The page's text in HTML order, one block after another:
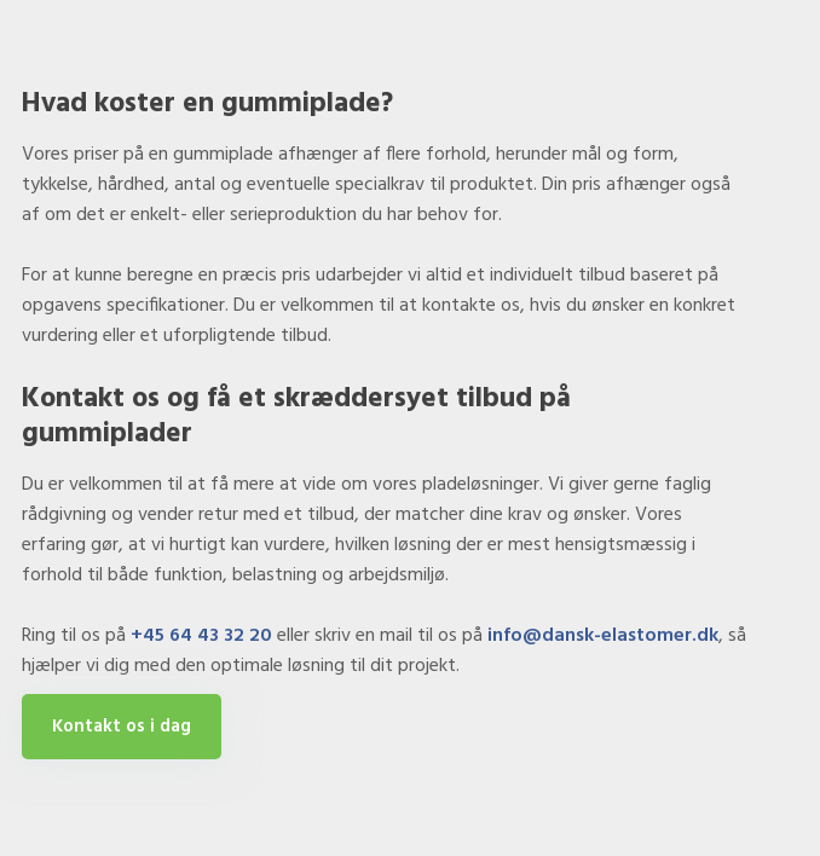
Hvad koster en gummiplade?
Vores priser på en gummiplade afhænger af flere forhold, herunder mål og form,
tykkelse, hårdhed, antal og eventuelle specialkrav til produktet. Din pris afhænger også
af om det er enkelt- eller serieproduktion du har behov for.
For at kunne beregne en præcis pris udarbejder vi altid et individuelt tilbud baseret på
opgavens specifikationer. Du er velkommen til at kontakte os, hvis du ønsker en konkret
vurdering eller et uforpligtende tilbud.
Kontakt os og få et skræddersyet tilbud på
gummiplader
​Du er velkommen til at få mere at vide om vores pladeløsninger. Vi giver gerne faglig
rådgivning og vender retur med et tilbud, der matcher dine krav og ønsker. Vores
erfaring gør, at vi hurtigt kan vurdere, hvilken løsning der er mest hensigtsmæssig i
forhold til både funktion, belastning og arbejdsmiljø.
Ring til os på +45 64 43 32 20eller skriv en mail til os på info@dansk-elastomer.dk, så
hjælper vi dig med den optimale løsning til dit projekt.
Kontakt os i dag